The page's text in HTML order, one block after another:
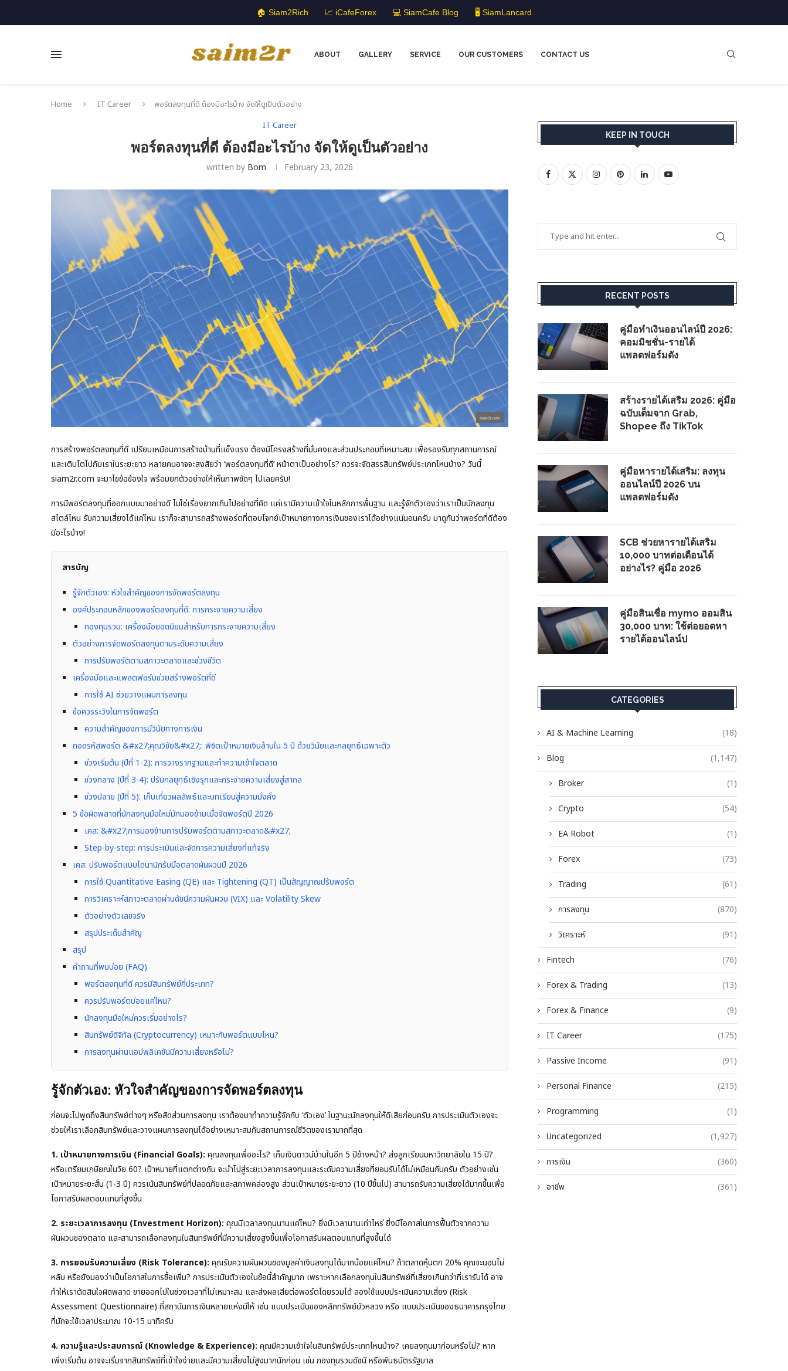
🏠 Siam2Rich 📈 iCafeForex 💻 SiamCafe Blog 🖥️ SiamLancard
ABOUT GALLERY SERVICE OUR CUSTOMERS CONTACT US
Home IT Career
พอร์ตลงทุนที่ดี ต้องมีอะไรบ้าง จัดให้ดูเป็นตัวอย่าง
IT Career
พอร์ตลงทุนที่ดี ต้องมีอะไรบ้าง จัดให้ดูเป็นตัวอย่าง
written by Bom February 23, 2026
การสร้างพอร์ตลงทุนที่ดี เปรียบเหมือนการสร้างบ้านที่แข็งแรง ต้องมีโครงสร้างที่มั่นคงและส่วนประกอบที่เหมาะสม เพื่อรองรับทุกสถานการณ์
และเติบโตไปกับเราในระยะยาว หลายคนอาจจะสงสัยว่า ‘พอร์ตลงทุนที่ดี’ หน้าตาเป็นอย่างไร? ควรจะจัดสรรสินทรัพย์ประเภทไหนบ้าง? วันนี้
siam2r.com จะมาไขข้อข้องใจ พร้อมยกตัวอย่างให้เห็นภาพชัดๆ ไปเลยครับ!
การมีพอร์ตลงทุนที่ออกแบบมาอย่างดี ไม่ใช่เรื่องยากเกินไปอย่างที่คิด แค่เรามีความเข้าใจในหลักการพื้นฐาน และรู้จักตัวเองว่าเราเป็นนักลงทุน
สไตล์ไหน รับความเสี่ยงได้แค่ไหน เราก็จะสามารถสร้างพอร์ตที่ตอบโจทย์เป้าหมายทางการเงินของเราได้อย่างแน่นอนครับ มาดูกันว่าพอร์ตที่ดีต้อง
มีอะไรบ้าง!
สารบัญ
รู้จักตัวเอง: หัวใจสำคัญของการจัดพอร์ตลงทุน
องค์ประกอบหลักของพอร์ตลงทุนที่ดี: การกระจายความเสี่ยง
กองทุนรวม: เครื่องมือยอดนิยมสำหรับการกระจายความเสี่ยง
ตัวอย่างการจัดพอร์ตลงทุนตามระดับความเสี่ยง
การปรับพอร์ตตามสภาวะตลาดและช่วงชีวิต
เครื่องมือและแพลตฟอร์มช่วยสร้างพอร์ตที่ดี
การใช้ AI ช่วยวางแผนการลงทุน
ข้อควรระวังในการจัดพอร์ต
ความสำคัญของการมีวินัยทางการเงิน
ถอดรหัสพอร์ต &#x27;คุณวิชัย&#x27;: พิชิตเป้าหมายเงินล้านใน 5 ปี ด้วยวินัยและกลยุทธ์เฉพาะตัว
ช่วงเริ่มต้น (ปีที่ 1-2): การวางรากฐานและทำความเข้าใจตลาด
ช่วงกลาง (ปีที่ 3-4): ปรับกลยุทธ์เชิงรุกและกระจายความเสี่ยงสู่สากล
ช่วงปลาย (ปีที่ 5): เก็บเกี่ยวผลลัพธ์และบทเรียนสู่ความมั่งคั่ง
5 ข้อผิดพลาดที่นักลงทุนมือใหม่มักมองข้ามเมื่อจัดพอร์ตปี 2026
เคส: &#x27;การมองข้ามการปรับพอร์ตตามสภาวะตลาด&#x27;
Step-by-step: การประเมินและจัดการความเสี่ยงที่แท้จริง
เคส: ปรับพอร์ตแบบไดนามิกรับมือตลาดผันผวนปี 2026
การใช้ Quantitative Easing (QE) และ Tightening (QT) เป็นสัญญาณปรับพอร์ต
การวิเคราะห์สภาวะตลาดผ่านดัชนีความผันผวน (VIX) และ Volatility Skew
ตัวอย่างตัวเลขจริง
สรุปประเด็นสำคัญ
สรุป
คำถามที่พบบ่อย (FAQ)
พอร์ตลงทุนที่ดี ควรมีสินทรัพย์กี่ประเภท?
ควรปรับพอร์ตบ่อยแค่ไหน?
นักลงทุนมือใหม่ควรเริ่มอย่างไร?
สินทรัพย์ดิจิทัล (Cryptocurrency) เหมาะกับพอร์ตแบบไหน?
การลงทุนผ่านแอปพลิเคชันมีความเสี่ยงหรือไม่?
รู้จักตัวเอง: หัวใจสำคัญของการจัดพอร์ตลงทุน
ก่อนจะไปพูดถึงสินทรัพย์ต่างๆ หรือสัดส่วนการลงทุน เราต้องมาทำความรู้จักกับ ‘ตัวเอง’ ในฐานะนักลงทุนให้ดีเสียก่อนครับ การประเมินตัวเองจะ
ช่วยให้เราเลือกสินทรัพย์และวางแผนการลงทุนได้อย่างเหมาะสมกับสถานการณ์ชีวิตของเรามากที่สุด
1. เป้าหมายทางการเงิน (Financial Goals): คุณลงทุนเพื่ออะไร? เก็บเงินดาวน์บ้านในอีก 5 ปีข้างหน้า? ส่งลูกเรียนมหาวิทยาลัยใน 15 ปี?
หรือเตรียมเกษียณในวัย 60? เป้าหมายที่แตกต่างกัน จะนำไปสู่ระยะเวลาการลงทุนและระดับความเสี่ยงที่ยอมรับได้ไม่เหมือนกันครับ ตัวอย่างเช่น
เป้าหมายระยะสั้น (1-3 ปี) ควรเน้นสินทรัพย์ที่ปลอดภัยและสภาพคล่องสูง ส่วนเป้าหมายระยะยาว (10 ปีขึ้นไป) สามารถรับความเสี่ยงได้มากขึ้นเพื่อ
โอกาสรับผลตอบแทนที่สูงขึ้น
2. ระยะเวลาการลงทุน (Investment Horizon): คุณมีเวลาลงทุนนานแค่ไหน? ยิ่งมีเวลานานเท่าไหร่ ยิ่งมีโอกาสในการฟื้นตัวจากความ
ผันผวนของตลาด และสามารถเลือกลงทุนในสินทรัพย์ที่มีความเสี่ยงสูงขึ้นเพื่อโอกาสรับผลตอบแทนที่สูงขึ้นได้
3. การยอมรับความเสี่ยง (Risk Tolerance): คุณรับความผันผวนของมูลค่าเงินลงทุนได้มากน้อยแค่ไหน? ถ้าตลาดหุ้นตก 20% คุณจะนอนไม่
หลับ หรือยังมองว่าเป็นโอกาสในการซื้อเพิ่ม? การประเมินตัวเองในข้อนี้สำคัญมาก เพราะหากเลือกลงทุนในสินทรัพย์ที่เสี่ยงเกินกว่าที่เรารับได้ อาจ
ทำให้เราตัดสินใจผิดพลาด ขายออกไปในช่วงเวลาที่ไม่เหมาะสม และส่งผลเสียต่อพอร์ตโดยรวมได้ ลองใช้แบบประเมินความเสี่ยง (Risk
Assessment Questionnaire) ที่สถาบันการเงินหลายแห่งมีให้ เช่น แบบประเมินของหลักทรัพย์บัวหลวง หรือ แบบประเมินของธนาคารกรุงไทย
ที่มักจะใช้เวลาประมาณ 10-15 นาทีครับ
4. ความรู้และประสบการณ์ (Knowledge & Experience): คุณมีความเข้าใจในสินทรัพย์ประเภทไหนบ้าง? เคยลงทุนมาก่อนหรือไม่? หาก
เพิ่งเริ่มต้น อาจจะเริ่มจากสินทรัพย์ที่เข้าใจง่ายและมีความเสี่ยงไม่สูงมากนักก่อน เช่น กองทุนรวมดัชนี หรือพันธบัตรรัฐบาล
KEEP IN TOUCH
RECENT POSTS
คู่มือทำเงินออนไลน์ปี 2026:
คอมมิชชั่น-รายได้
แพลตฟอร์มดัง
สร้างรายได้เสริม 2026: คู่มือ
ฉบับเต็มจาก Grab,
Shopee ถึง TikTok
คู่มือหารายได้เสริม: ลงทุน
ออนไลน์ปี 2026 บน
แพลตฟอร์มดัง
SCB ช่วยหารายได้เสริม
10,000 บาทต่อเดือนได้
อย่างไร? คู่มือ 2026
คู่มือสินเชื่อ mymo ออมสิน
30,000 บาท: ใช้ต่อยอดหา
รายได้ออนไลน์ป
CATEGORIES
AI & Machine Learning (18)
Blog (1,147)
Broker (1)
Crypto (54)
EA Robot (1)
Forex (73)
Trading (61)
การลงทุน (870)
วิเคราะห์ (91)
Fintech (76)
Forex & Trading (13)
Forex & Finance (9)
IT Career (175)
Passive Income (91)
Personal Finance (215)
Programming (1)
Uncategorized (1,927)
การเงิน (360)
อาชีพ (361)